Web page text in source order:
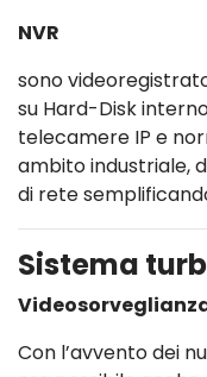
NVR
sono
su Hard-Disk
telecamere IP e
ambito industriale,
di rete
Sistema
Con l’avvento dei